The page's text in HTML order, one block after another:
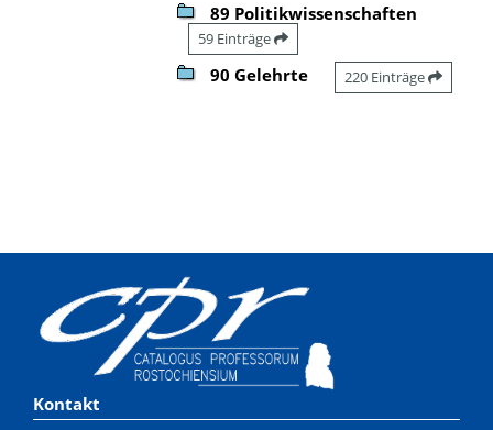
89 Politikwissenschaften
59 Einträge
90 Gelehrte 220 Einträge
Kontakt